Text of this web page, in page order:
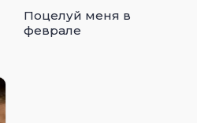
Поцелуй меня в
феврале